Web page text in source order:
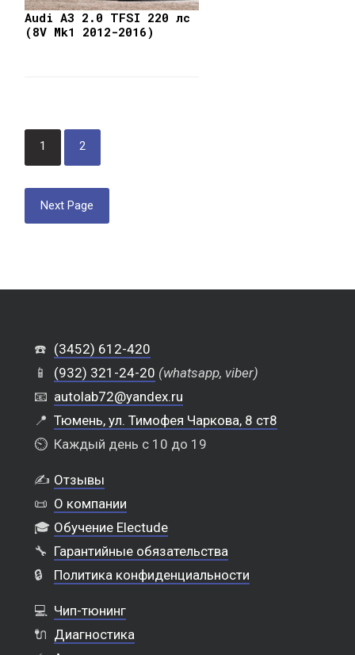
Audi A3 2.0 TFSI 220 лс
(8V Mk1 2012-2016)
Post
navigation
1 2
Next Page
☎️ (3452) 612-420
📱
(932) 321-24-20 (whatsapp, viber)
📧 autolab72@yandex.ru
📍 Тюмень, ул. Тимофея Чаркова, 8 ст8
⏲️ Каждый день с 10 до 19
✍️ Отзывы
📜 О компании
🎓 Обучение Electude
🔧 Гарантийные обязательства
🔒
Политика конфиденциальности
💻 Чип-тюнинг
🔌 Диагностика